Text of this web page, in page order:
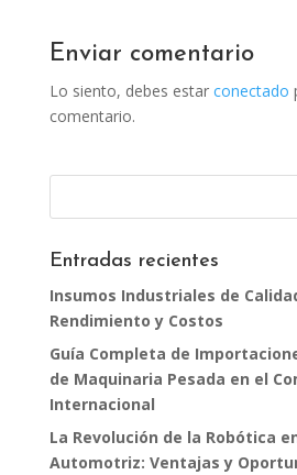
Enviar comentario
Lo siento, debes estar conectado
comentario.
Entradas recientes
Insumos Industriales de
Rendimiento y Costos
Guía Completa de
de Maquinaria Pesada en el
Internacional
La Revolución de la Robótica
Automotriz: Ventajas y